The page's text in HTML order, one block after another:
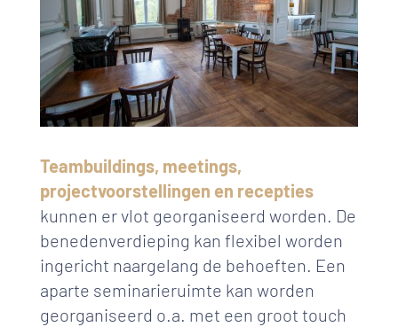
Teambuildings, meetings,
projectvoorstellingen en recepties
kunnen er vlot georganiseerd worden. De
benedenverdieping kan flexibel worden
ingericht naargelang de behoeften. Een
aparte seminarieruimte kan worden
georganiseerd o.a. met een groot touch